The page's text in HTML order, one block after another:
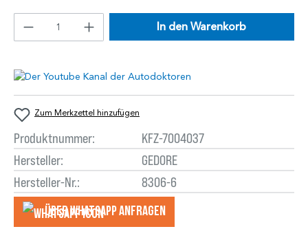
In den Warenkorb
Zum Merkzettel hinzufügen
Produktnummer:
KFZ-7004037
Hersteller:
GEDORE
Hersteller-Nr.:
8306-6
Über WhatsApp anfragеn